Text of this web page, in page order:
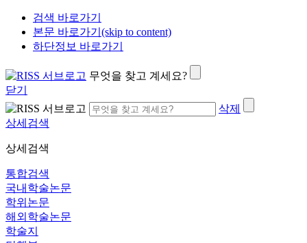
검색 바로가기
본문 바로가기(skip to content)
하단정보 바로가기
무엇을 찾고 계세요?
닫기
삭제
상세검색
상세검색
통합검색
국내학술논문
학위논문
해외학술논문
학술지